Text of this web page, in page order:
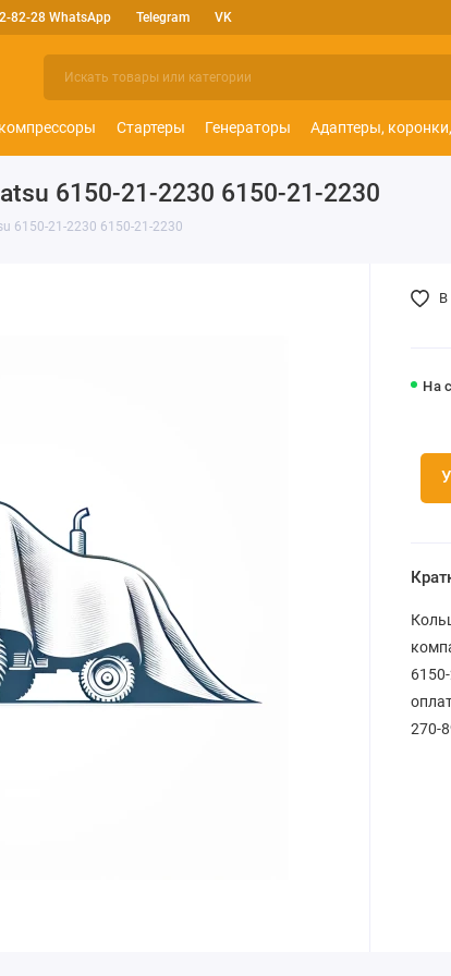
82-28 WhatsApp Telegram VK
Стартеры Генераторы Адаптеры,
6150-21-2230 6150-21-2230
6150-21-2230 6150-21-2230
На
В
270-